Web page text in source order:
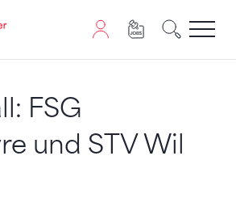
Seite wird JavaScript benötigt.
FSG
und STV Wil